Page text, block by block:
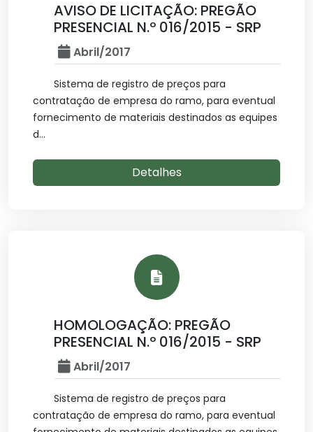
AVISO DE LICITAÇÃO: PREGÃO
PRESENCIAL N.º 016/2015 - SRP
Abril/2017
Sistema de registro de preços para
contratação de empresa do ramo, para eventual
fornecimento de materiais destinados as equipes
d...
Detalhes
HOMOLOGAÇÃO: PREGÃO
PRESENCIAL N.º 016/2015 - SRP
Abril/2017
Sistema de registro de preços para
contratação de empresa do ramo, para eventual